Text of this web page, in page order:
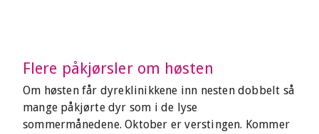
Flere påkjørsler om høsten
Om høsten får dyreklinikkene inn nesten dobbelt så
mange påkjørte dyr som i de lyse
sommermånedene. Oktober er verstingen. Kommer